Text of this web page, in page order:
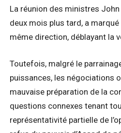
La réunion des ministres
deux mois plus tard, a
même direction, déblayant la
Toutefois, malgré le
puissances, les négociations
mauvaise préparation de la
questions connexes tenant
représentativité partielle de